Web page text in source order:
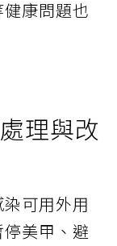
康問題也
理與改
可用外用
美甲、避